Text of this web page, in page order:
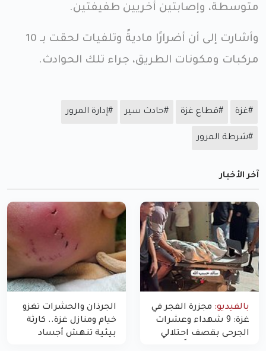
متوسطة، وإصابتين أخريين طفيفتين.
وأشارت إلى أن أضرارًا ماديةً وتلفيات لحقت بـ 10
مركبات ومكونات الطريق، جراء تلك الحوادث.
#غزة #قطاع غزة #حادث سير #إدارة المرور
#شرطة المرور
آخر الأخبار
بالفيديو: مجزرة الفجر في
غزة: 9 شهداء وعشرات
الجرحى بقصف احتلالي
الجرذان والحشرات تغزو
خيام ومنازل غزة.. كارثة
بيئية تنهش أجساد